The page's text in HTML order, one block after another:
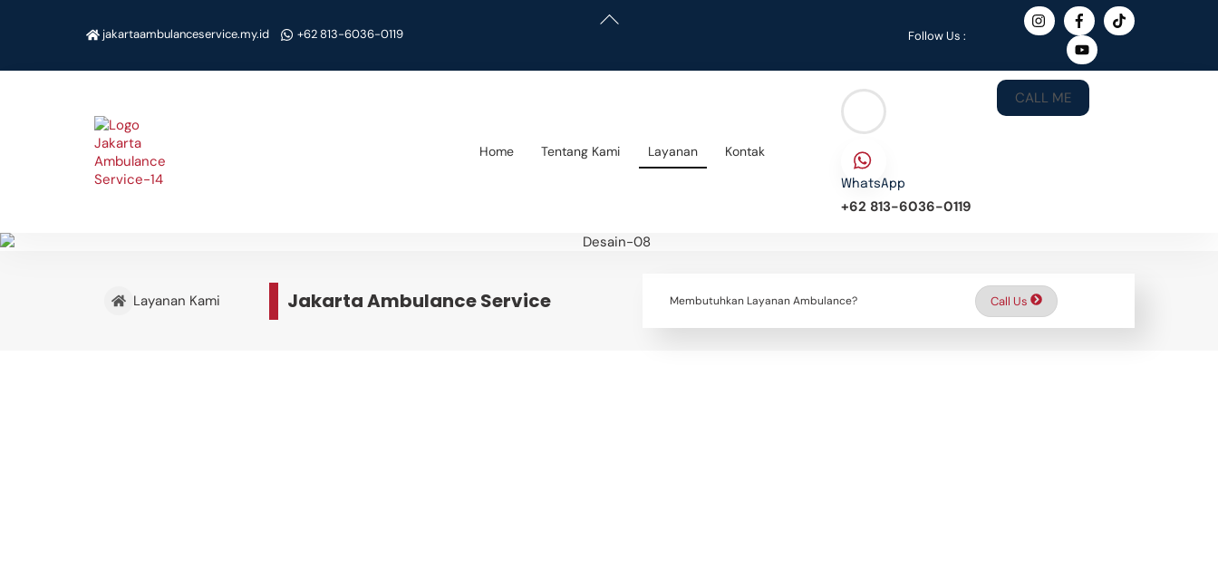
jakartaambulanceservice.my.id +62 813-6036-0119 Follow Us :
Home Tentang Kami Layanan Kontak
WhatsApp
+62 813-6036-0119
CALL ME
Layanan Kami Jakarta Ambulance Service Membutuhkan Layanan Ambulance? Call Us
Back